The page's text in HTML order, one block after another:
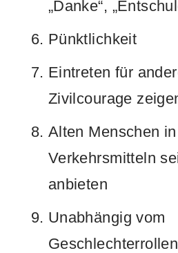
„Danke“,
Pünktlichkeit
Eintreten für
Zivilcourage
Alten Menschen
Verkehrsmitteln
anbieten
Unabhängig vom